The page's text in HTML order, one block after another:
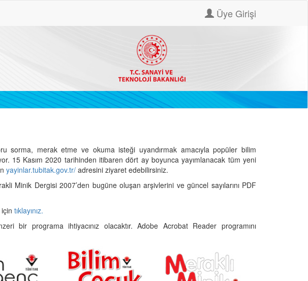
Üye Girişi
sorma, merak etme ve okuma isteği uyandırmak amacıyla popüler bilim
15 Kasım 2020 tarihinden itibaren dört ay boyunca yayımlanacak tüm yeni
yayinlar.tubitak.gov.tr/ adresini ziyaret edebilirsiniz.
Minik Dergisi 2007’den bugüne oluşan arşivlerini ve güncel sayılarını PDF
tıklayınız.
bir programa ihtiyacınız olacaktır. Adobe Acrobat Reader programını